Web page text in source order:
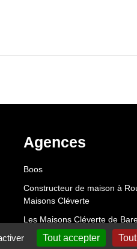
Agences
Boos
Constructeur de maison à
Maisons Cléverte
Les Maisons Cléverte de
Tout accepter